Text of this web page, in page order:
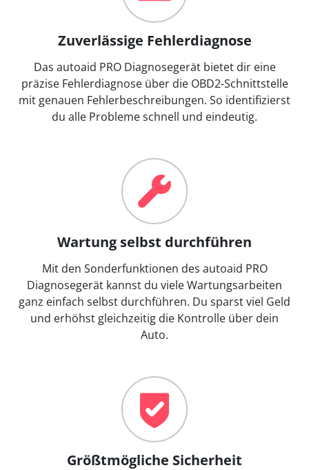
Zuverlässige Fehlerdiagnose
Das autoaid PRO Diagnosegerät bietet dir eine
präzise Fehlerdiagnose über die OBD2-Schnittstelle
mit genauen Fehlerbeschreibungen. So identifizierst
du alle Probleme schnell und eindeutig.
Wartung selbst durchführen
Mit den Sonderfunktionen des autoaid PRO
Diagnosegerät kannst du viele Wartungsarbeiten
ganz einfach selbst durchführen. Du sparst viel Geld
und erhöhst gleichzeitig die Kontrolle über dein
Auto.
Größtmögliche Sicherheit